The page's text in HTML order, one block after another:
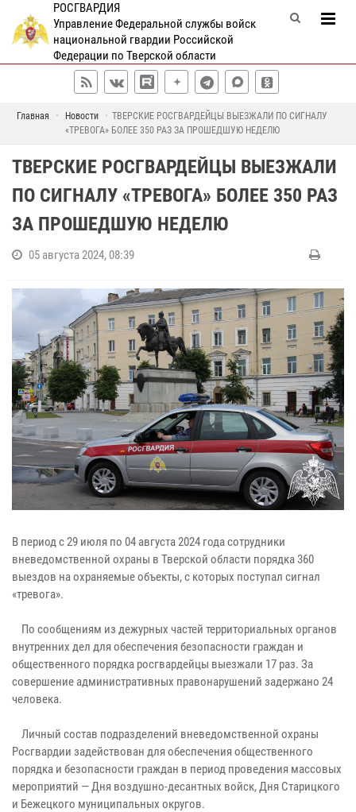
РОСГВАРДИЯ
Управление Федеральной службы войск
национальной гвардии Российской
Федерации по Тверской области
Главная Новости
ТВЕРСКИЕ РОСГВАРДЕЙЦЫ ВЫЕЗЖАЛИ ПО СИГНАЛУ
«ТРЕВОГА» БОЛЕЕ 350 РАЗ ЗА ПРОШЕДШУЮ НЕДЕЛЮ
ТВЕРСКИЕ РОСГВАРДЕЙЦЫ ВЫЕЗЖАЛИ
ПО СИГНАЛУ «ТРЕВОГА» БОЛЕЕ 350 РАЗ
ЗА ПРОШЕДШУЮ НЕДЕЛЮ
05 августа 2024, 08:39
В период с 29 июля по 04 августа 2024 года сотрудники
вневедомственной охраны в Тверской области порядка 360
выездов на охраняемые объекты, с которых поступал сигнал
«тревога».
По сообщениям из дежурных частей территориальных органов
внутренних дел для обеспечения безопасности граждан и
общественного порядка росгвардейцы выезжали 17 раз. За
совершение административных правонарушений задержано 24
человека.
Личный состав подразделений вневедомственной охраны
Росгвардии задействован для обеспечения общественного
порядка и безопасности граждан в период проведения массовых
мероприятий — Дня воздушно-десантных войск, Дня Старицкого
и Бежецкого муниципальных округов.